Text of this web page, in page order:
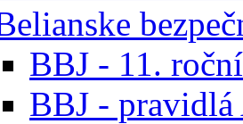
BBJ - 11.
BBJ - pravidlá